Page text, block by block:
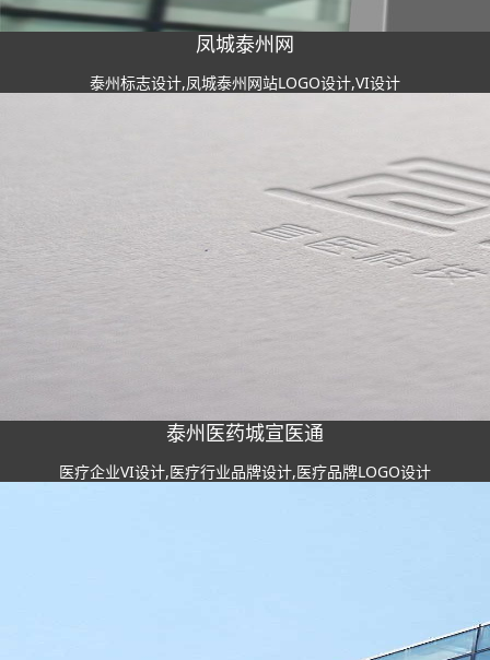
凤城泰州网
泰州标志设计,凤城泰州网站LOGO设计,VI设计
泰州医药城宣医通
医疗企业VI设计,医疗行业品牌设计,医疗品牌LOGO设计